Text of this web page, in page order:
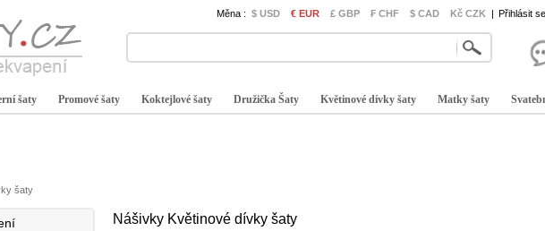
Měna : $ USD € EUR £ GBP ₣ CHF $ CAD Kč CZK | Přihlásit
šaty Promové šaty Koktejlové šaty Družička Šaty Květinové dívky šaty Matky šaty
šaty
Nášivky Květinové dívky šaty